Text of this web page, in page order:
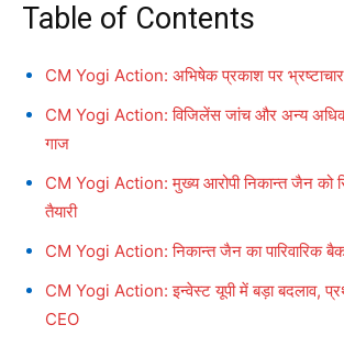
Table of Contents
CM Yogi Action: अभिषेक प्रकाश पर
CM Yogi Action: विजिलेंस जांच और अन्य
गाज
CM Yogi Action: मुख्य आरोपी निकान्त जैन को
तैयारी
CM Yogi Action: निकान्त जैन का पारिवारिक
CM Yogi Action: इन्वेस्ट यूपी में बड़ा बदलाव,
CEO